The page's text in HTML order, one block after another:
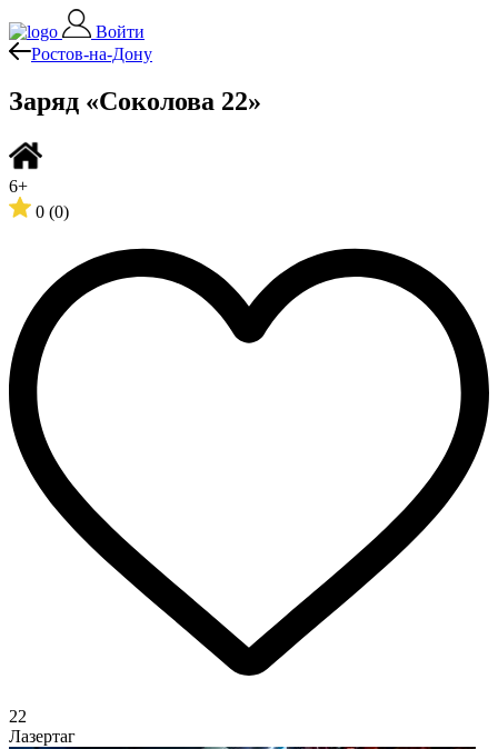
Войти
Ростов-на-Дону
Заряд «Соколова 22»
6+
0 (0)
22
Лазертаг